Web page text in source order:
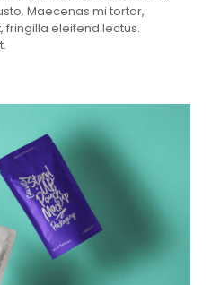
Maecenas mi tortor,
eleifend lectus.